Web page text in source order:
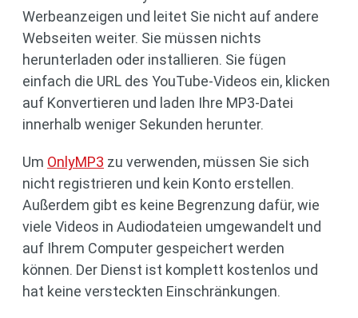
Werbeanzeigen und leitet Sie nicht auf andere
Webseiten weiter. Sie müssen nichts
herunterladen oder installieren. Sie fügen
einfach die URL des YouTube-Videos ein, klicken
auf Konvertieren und laden Ihre MP3-Datei
innerhalb weniger Sekunden herunter.
Um OnlyMP3 zu verwenden, müssen Sie sich
nicht registrieren und kein Konto erstellen.
Außerdem gibt es keine Begrenzung dafür, wie
viele Videos in Audiodateien umgewandelt und
auf Ihrem Computer gespeichert werden
können. Der Dienst ist komplett kostenlos und
hat keine versteckten Einschränkungen.